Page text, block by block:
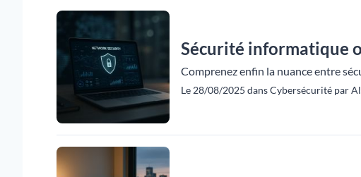
Sécurité informatique
Comprenez enfin la nuance entre
Le 28/08/2025 dans Cybersécurité par